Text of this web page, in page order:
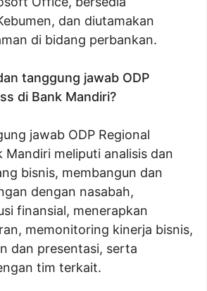
dan diutamakan
di bidang perbankan.
tanggung jawab ODP
di Bank Mandiri?
jawab ODP Regional
Mandiri meliputi analisis dan
bisnis, membangun dan
dengan nasabah,
finansial, menerapkan
memonitoring kinerja bisnis,
dan presentasi, serta
tim terkait.